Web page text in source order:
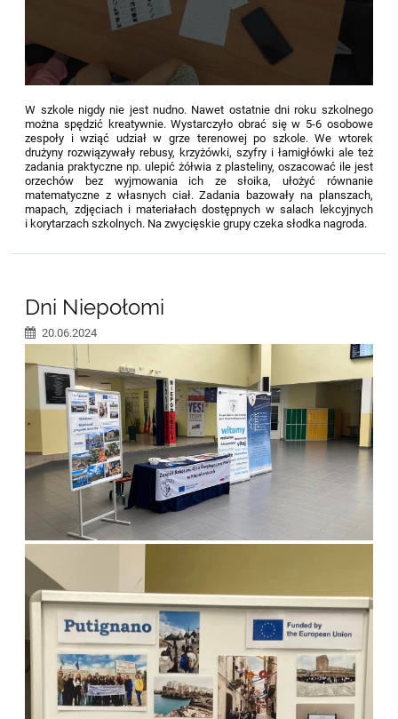
W szkole nigdy nie jest nudno. Nawet ostatnie dni roku szkolnego
można spędzić kreatywnie. Wystarczyło obrać się w 5-6 osobowe
zespoły i wziąć udział w grze terenowej po szkole. We wtorek
drużyny rozwiązywały rebusy, krzyżówki, szyfry i łamigłówki ale też
zadania praktyczne np. ulepić żółwia z plasteliny, oszacować ile jest
orzechów bez wyjmowania ich ze słoika, ułożyć równanie
matematyczne z własnych ciał. Zadania bazowały na planszach,
mapach, zdjęciach i materiałach dostępnych w salach lekcyjnych
i korytarzach szkolnych. Na zwycięskie grupy czeka słodka nagroda.
Dni Niepołomi
20.06.2024